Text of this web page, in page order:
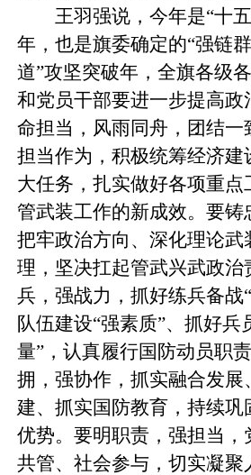
王羽强说，今年是“十五
年，也是旗委确定的“强链
道”攻坚突破年，全旗各级
和党员干部要进一步提高政
命担当，风雨同舟，团结一
担当作为，积极统筹经济建
大任务，扎实做好各项重点
管武装工作的新成效。要铸
把牢政治方向、深化理论武
理，坚决扛起管武兴武政治
兵，强战力，抓好练兵备战
队伍建设“强素质”、抓好兵
量”，认真履行国防动员职
拥，强协作，抓实融合发展
建、抓实国防教育，持续巩
优势。要明职责，强担当，
共管、社会参与，切实凝聚